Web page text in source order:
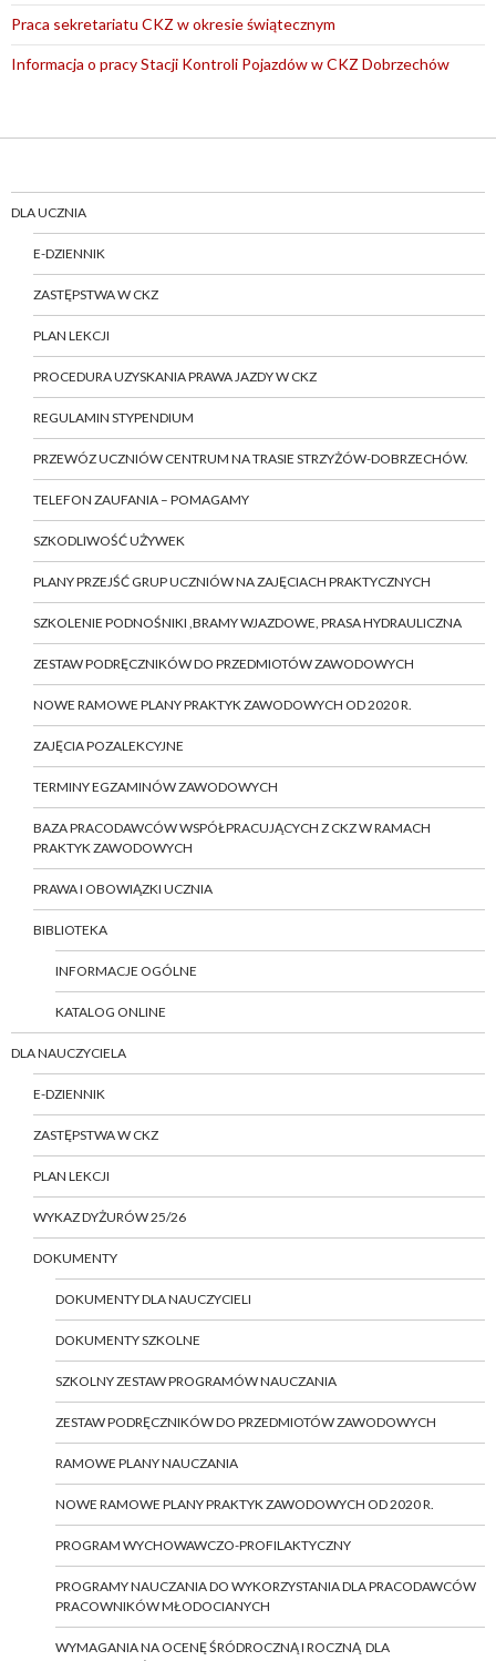
Praca sekretariatu CKZ w okresie świątecznym
Informacja o pracy Stacji Kontroli Pojazdów w CKZ Dobrzechów
DLA UCZNIA
E-DZIENNIK
ZASTĘPSTWA W CKZ
PLAN LEKCJI
PROCEDURA UZYSKANIA PRAWA JAZDY W CKZ
REGULAMIN STYPENDIUM
PRZEWÓZ UCZNIÓW CENTRUM NA TRASIE STRZYŻÓW-DOBRZECHÓW.
TELEFON ZAUFANIA – POMAGAMY
SZKODLIWOŚĆ UŻYWEK
PLANY PRZEJŚĆ GRUP UCZNIÓW NA ZAJĘCIACH PRAKTYCZNYCH
SZKOLENIE PODNOŚNIKI ,BRAMY WJAZDOWE, PRASA HYDRAULICZNA
ZESTAW PODRĘCZNIKÓW DO PRZEDMIOTÓW ZAWODOWYCH
NOWE RAMOWE PLANY PRAKTYK ZAWODOWYCH OD 2020 R.
ZAJĘCIA POZALEKCYJNE
TERMINY EGZAMINÓW ZAWODOWYCH
BAZA PRACODAWCÓW WSPÓŁPRACUJĄCYCH Z CKZ W RAMACH
PRAKTYK ZAWODOWYCH
PRAWA I OBOWIĄZKI UCZNIA
BIBLIOTEKA
INFORMACJE OGÓLNE
KATALOG ONLINE
DLA NAUCZYCIELA
E-DZIENNIK
ZASTĘPSTWA W CKZ
PLAN LEKCJI
WYKAZ DYŻURÓW 25/26
DOKUMENTY
DOKUMENTY DLA NAUCZYCIELI
DOKUMENTY SZKOLNE
SZKOLNY ZESTAW PROGRAMÓW NAUCZANIA
ZESTAW PODRĘCZNIKÓW DO PRZEDMIOTÓW ZAWODOWYCH
RAMOWE PLANY NAUCZANIA
NOWE RAMOWE PLANY PRAKTYK ZAWODOWYCH OD 2020 R.
PROGRAM WYCHOWAWCZO-PROFILAKTYCZNY
PROGRAMY NAUCZANIA DO WYKORZYSTANIA DLA PRACODAWCÓW
PRACOWNIKÓW MŁODOCIANYCH
WYMAGANIA NA OCENĘ ŚRÓDROCZNĄ I ROCZNĄ DLA